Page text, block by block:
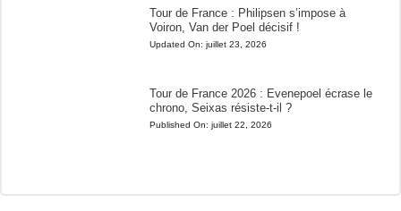
Tour de France : Philipsen s’impose à
Voiron, Van der Poel décisif !
Updated On: juillet 23, 2026
Tour de France 2026 : Evenepoel écrase le
chrono, Seixas résiste-t-il ?
Published On: juillet 22, 2026